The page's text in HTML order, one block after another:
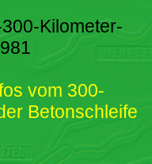
Kilometer-
vom 300-
Betonschleife